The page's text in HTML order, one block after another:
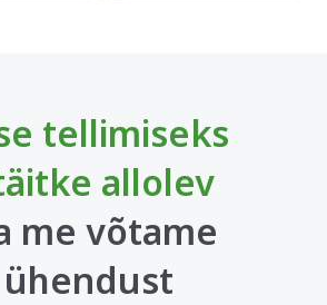
tellimiseks
allolev
me võtame